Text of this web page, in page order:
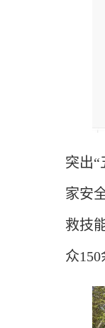
突出“
家安
救技
众150